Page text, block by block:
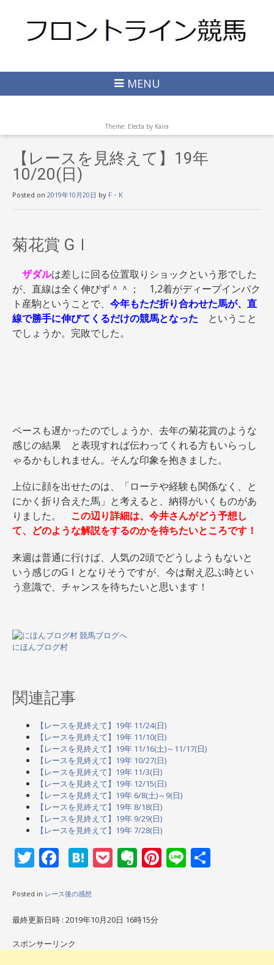
MENU
Theme: Electa by Kaira
【レースを見終えて】19年
10/20(日)
Posted on 2019年10月20日 by F・K
菊花賞 GⅠ
ザダルは差しに回る位置取りショックという形でした
が、直線は全く伸びず＾＾； 1,2着がディープインパク
ト産駒ということで、 今年もただ折り合わせた馬が、直
線で勝手に伸びてくるだけの競馬となった ということ
でしょうか。完敗でした。
ペースも遅かったのでしょうか、去年の菊花賞のような
感じの結果 と表現すれば伝わってくれる方もいらっし
ゃるかもしれません。そんな印象を抱きました。
上位に顔を出せたのは、「ローテや経験も関係なく、と
にかく折り合えた馬」と考えると、納得がいくものがあ
りました。 この辺り詳細は、今井さんがどう予想し
て、どのような解説をするのかを待ちたいところです！
来週は普通に行けば、人気の2頭でどうしようもないと
いう感じのGⅠとなりそうですが、今は耐え忍ぶ時とい
う意識で、チャンスを待ちたいと思います！
にほんブログ村
関連記事
【レースを見終えて】19年 11/24(日)
【レースを見終えて】19年 11/10(日)
【レースを見終えて】19年 11/16(土)～11/17(日)
【レースを見終えて】19年 10/27(日)
【レースを見終えて】19年 11/3(日)
【レースを見終えて】19年 12/15(日)
【レースを見終えて】19年 6/8(土)～9(日)
【レースを見終えて】19年 8/18(日)
【レースを見終えて】19年 9/29(日)
【レースを見終えて】19年 7/28(日)
TwitterFacebook
Hatena
Pocket
Evernote
Pinterest
Line
Posted in レース後の感想
最終更新日時 : 2019年10月20日 16時15分
スポンサーリンク